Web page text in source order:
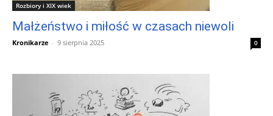
Rozbiory i XIX wiek
Małżeństwo i miłość w czasach niewoli
Kronikarze - 9 sierpnia 2025 0